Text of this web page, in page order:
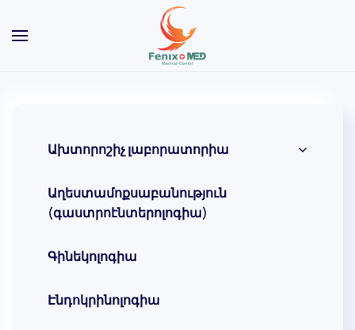
Skip to main content
Ախտորոշիչ լաբորատորիա
Աղեստամոքսաբանություն
(գաստրոէնտերոլոգիա)
Գինեկոլոգիա
Էնդոկրինոլոգիա